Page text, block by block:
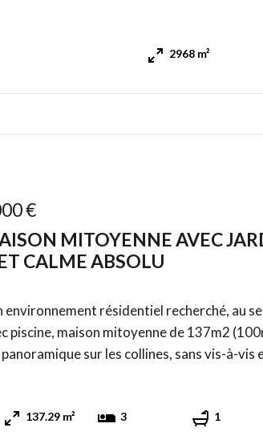
d’un environnement calme,
2968 m²
€
MITOYENNE AVEC
CALME ABSOLU
environnement résidentiel recherché, au
piscine, maison mitoyenne de 137m2
l'ensemble ouvrant sur une
accès direct à un élégant jardin. ...
137.29 m² 3 1